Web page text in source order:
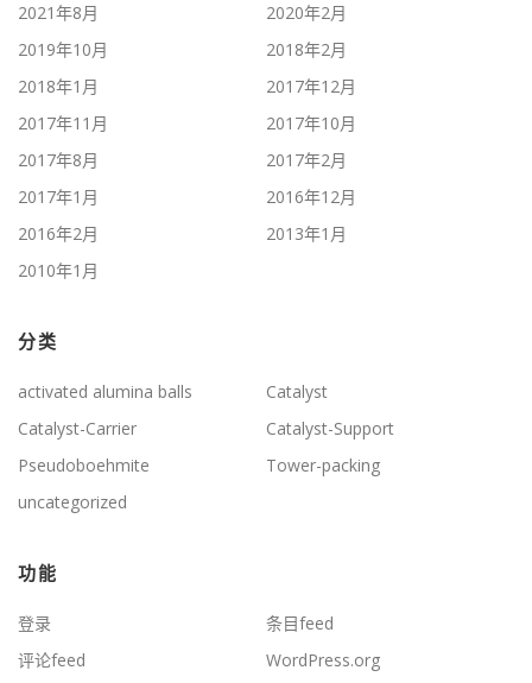
2021年8月
2020年2月
2019年10月
2018年2月
2018年1月
2017年12月
2017年11月
2017年10月
2017年8月
2017年2月
2017年1月
2016年12月
2016年2月
2013年1月
2010年1月
分类
activated alumina balls
Catalyst
Catalyst-Carrier
Catalyst-Support
Pseudoboehmite
Tower-packing
uncategorized
功能
登录
条目feed
评论feed
WordPress.org